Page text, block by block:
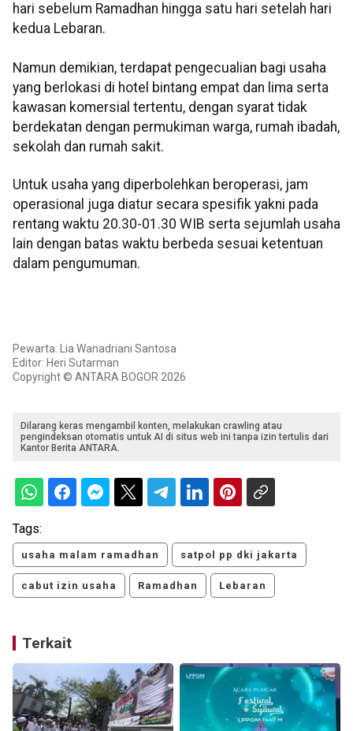
hari sebelum Ramadhan hingga satu hari setelah hari
kedua Lebaran.
Namun demikian, terdapat pengecualian bagi usaha
yang berlokasi di hotel bintang empat dan lima serta
kawasan komersial tertentu, dengan syarat tidak
berdekatan dengan permukiman warga, rumah ibadah,
sekolah dan rumah sakit.
Untuk usaha yang diperbolehkan beroperasi, jam
operasional juga diatur secara spesifik yakni pada
rentang waktu 20.30-01.30 WIB serta sejumlah usaha
lain dengan batas waktu berbeda sesuai ketentuan
dalam pengumuman.
Pewarta: Lia Wanadriani Santosa
Editor: Heri Sutarman
Copyright © ANTARA BOGOR 2026
Dilarang keras mengambil konten, melakukan crawling atau
pengindeksan otomatis untuk AI di situs web ini tanpa izin tertulis dari
Kantor Berita ANTARA.
Tags:
usaha malam ramadhan satpol pp dki jakarta
cabut izin usaha Ramadhan Lebaran
Terkait